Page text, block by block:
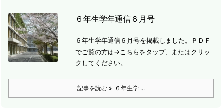
６年生学年通信６月号
６年生学年通信６月号を掲載しました。
ＰＤＦ
でご覧の方は→こちらをタップ、またはクリッ
クしてください。
記事を読む ６年生学 ...